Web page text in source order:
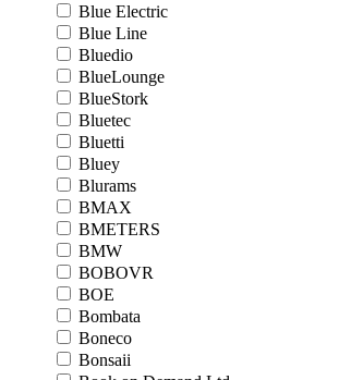
Blue Electric
Blue Line
Bluedio
BlueLounge
BlueStork
Bluetec
Bluetti
Bluey
Blurams
BMAX
BMETERS
BMW
BOBOVR
BOE
Bombata
Boneco
Bonsaii